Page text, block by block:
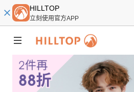
HILLTOP
立刻使用官方APP